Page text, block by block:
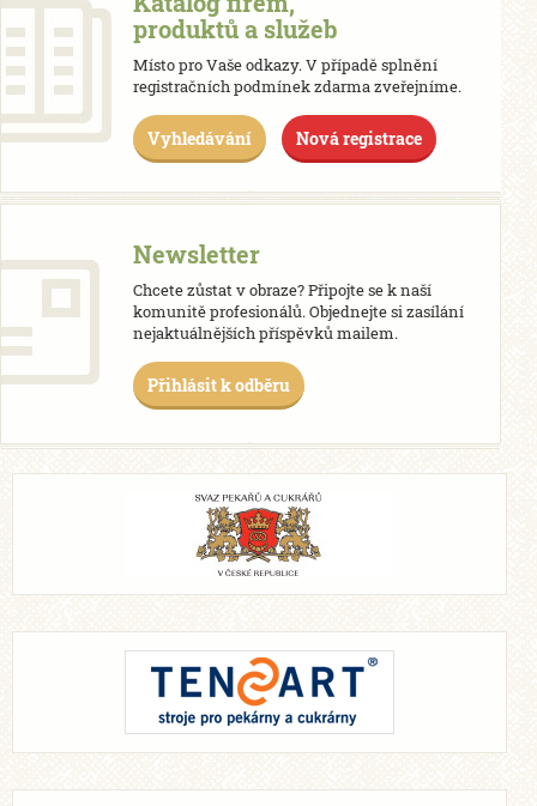
produktů a služeb
Místo pro Vaše odkazy. V případě splnění
registračních podmínek zdarma zveřejníme.
Vyhledávání Nová registrace
Newsletter
Chcete zůstat v obraze? Připojte se k naší
komunitě profesionálů. Objednejte si zasílání
nejaktuálnějších příspěvků mailem.
Přihlásit k odběru